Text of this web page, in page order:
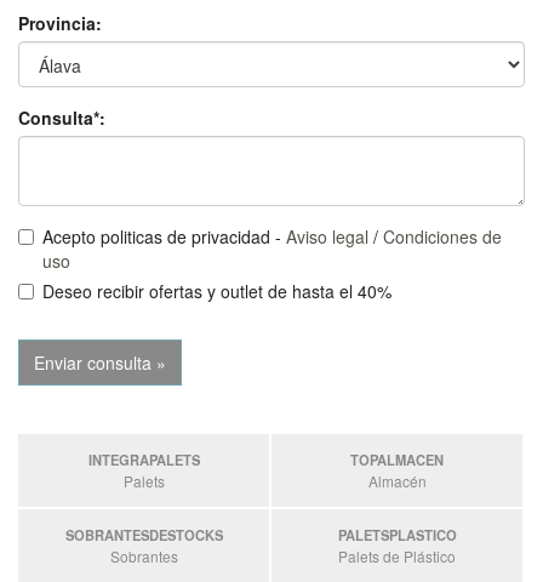
Provincia:
Consulta*:
Acepto politicas de privacidad - Aviso legal / Condiciones de
uso
Deseo recibir ofertas y outlet de hasta el 40%
INTEGRAPALETS
Palets
TOPALMACEN
Almacén
SOBRANTESDESTOCKS
Sobrantes
PALETSPLASTICO
Palets de Plástico